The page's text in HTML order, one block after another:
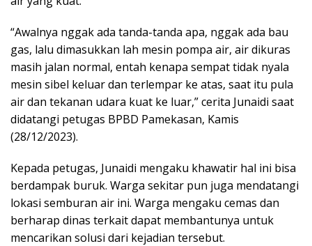
“Awalnya nggak ada tanda-tanda apa, nggak ada bau
gas, lalu dimasukkan lah mesin pompa air, air dikuras
masih jalan normal, entah kenapa sempat tidak nyala
mesin sibel keluar dan terlempar ke atas, saat itu pula
air dan tekanan udara kuat ke luar,” cerita Junaidi saat
didatangi petugas BPBD Pamekasan, Kamis
(28/12/2023).
Kepada petugas, Junaidi mengaku khawatir hal ini bisa
berdampak buruk. Warga sekitar pun juga mendatangi
lokasi semburan air ini. Warga mengaku cemas dan
berharap dinas terkait dapat membantunya untuk
mencarikan solusi dari kejadian tersebut.